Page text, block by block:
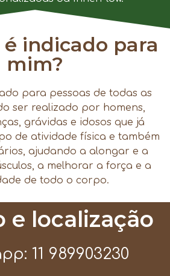
é indicado para
mim?
para pessoas de todas as
ser realizado por homens,
grávidas e idosos que já
de atividade física e também
ajudando a alongar e a
a melhorar a força e a
de todo o corpo.
e localização
11 989903230